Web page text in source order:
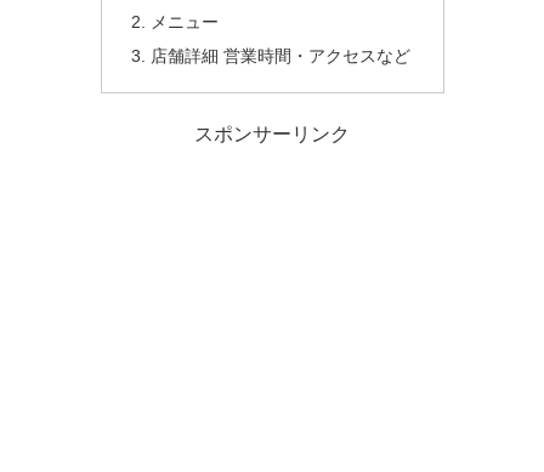
メニュー
店舗詳細 営業時間・アクセスなど
スポンサーリンク